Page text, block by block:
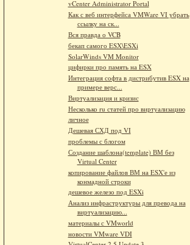
vCenter Administrator Portal
Как с веб интерфейса VMWare VI убрать
ссылку на ск...
Вся правда о VCB
бекап самого ESX\ESXi
SolarWinds VM Monitor
цифирки про память на ESX
Интеграция софта в дистрибутив ESX на
примере верс...
Виртуализация и кризис
Несколько ru статей про виртуализацию
личное
Дешевая СХД под VI
проблемы с блогом
Создание шаблона(template) ВМ без
Virtual Center
копирование файлов ВМ на ESX'е из
конмадной строки
дешевое железо под ESXi
Анализ инфраструктуры для превода на
виртуализацию...
материалы с VMworld
новости VMware VDI